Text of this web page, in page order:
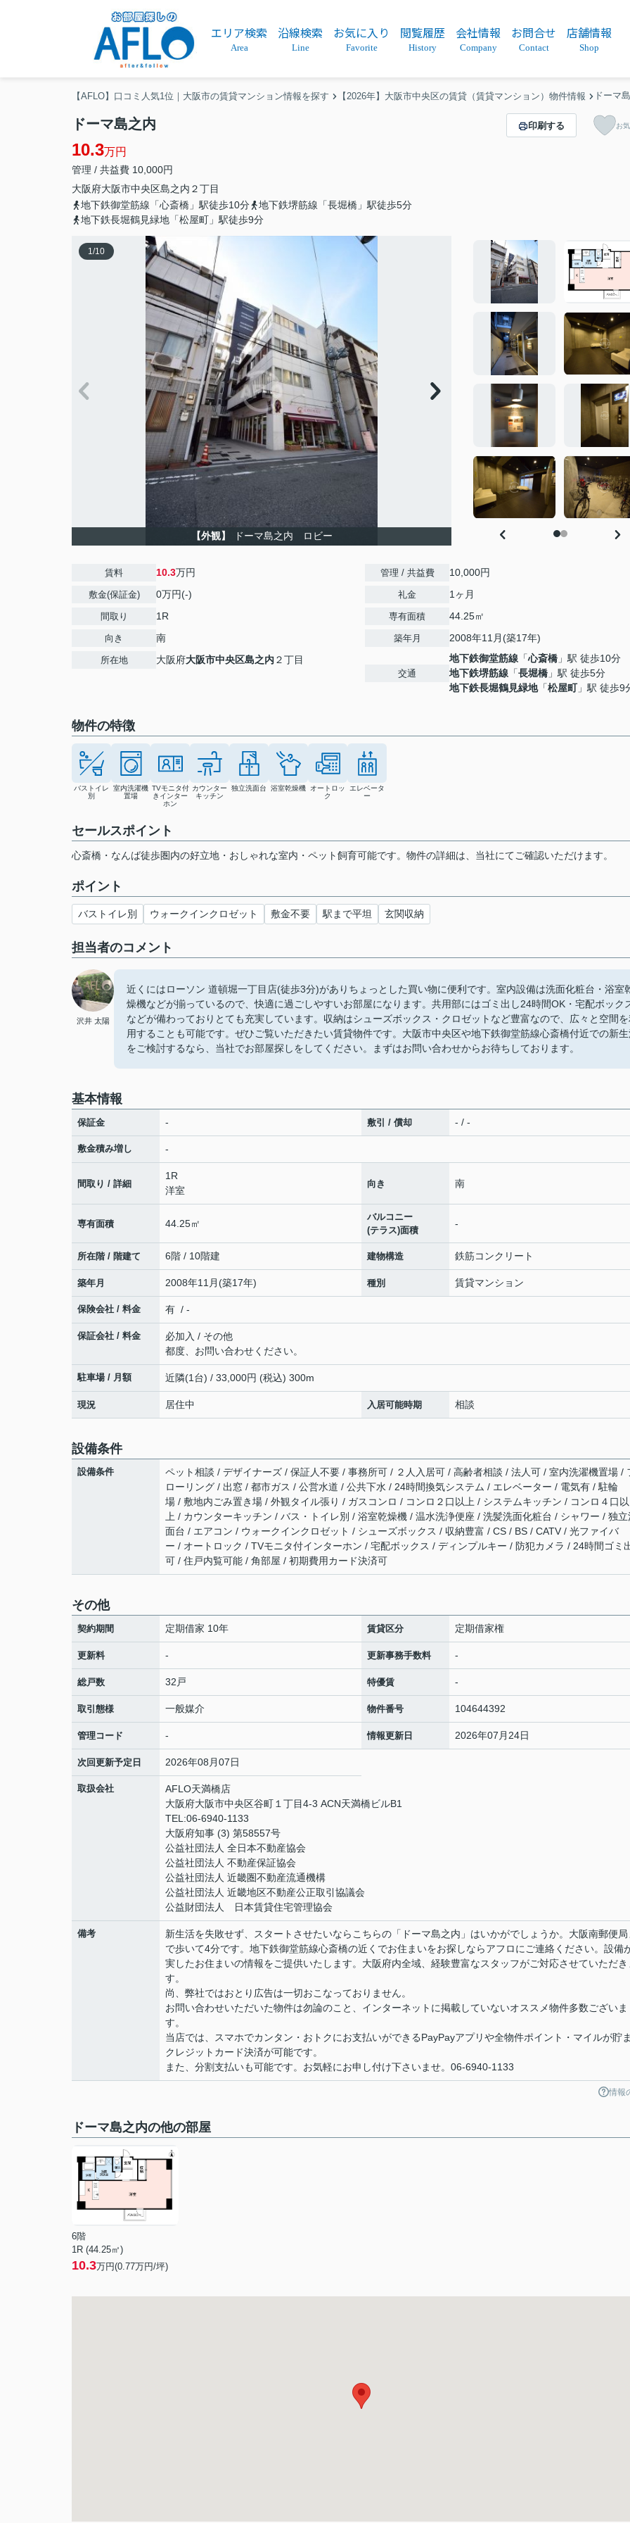
エリア検索
Area
沿線検索
Line
お気に入り
Favorite
閲覧履歴
History
会社情報
Company
お問合せ
Contact
店舗情報
Shop
【AFLO】口コミ人気1位｜大阪市の賃貸マンション情報を探す 【2026年】大阪市中央区の賃貸（賃貸マンション）物件情報 ドーマ
ドーマ島之内
10.3万円
管理 / 共益費 10,000円
大阪府大阪市中央区島之内 ２丁目
地下鉄御堂筋線「心斎橋」駅徒歩10分
地下鉄堺筋線「長堀橋」駅徒歩5分
地下鉄長堀鶴見緑地「松屋町」駅徒歩9分
印刷する お
1/10
【外観】 ドーマ島之内 ロビー
賃料 10.3万円
敷金(保証金) 0万円(-)
間取り 1R
向き 南
所在地 大阪府大阪市中央区島之内２丁目
管理 / 共益費 10,000円
礼金 1ヶ月
専有面積 44.25㎡
築年月 2008年11月(築17年)
交通
地下鉄御堂筋線 「心斎橋 」駅 徒歩10分
地下鉄堺筋線 「長堀橋 」駅 徒歩5分
地下鉄長堀鶴見緑地「松屋町」駅 徒歩9
物件の特徴
バストイレ
別
室内洗濯機
置場
TVモニタ付
きインター
ホン
カウンター
キッチン
独立洗面台 浴室乾燥機
オートロッ
ク
エレベータ
ー
セールスポイント
心斎橋・なんば徒歩圏内の好立地・おしゃれな室内・ペット飼育可能です。物件の詳細は、当社にてご確認いただけます。
ポイント
バストイレ別 ウォークインクロゼット 敷金不要 駅まで平坦 玄関収納
担当者のコメント
沢井 太陽
近くにはローソン 道頓堀一丁目店(徒歩3分)がありちょっとした買い物に便利です。室内設備は洗面化粧台・浴室
燥機などが揃っているので、快適に過ごしやすいお部屋になります。共用部にはゴミ出し24時間OK・宅配ボック
などが備わっておりとても充実しています。収納はシューズボックス・クロゼットなど豊富なので、広々と空間
用することも可能です。ぜひご覧いただきたい賃貸物件です。大阪市中央区や地下鉄御堂筋線心斎橋付近での新
をご検討するなら、当社でお部屋探しをしてください。まずはお問い合わせからお待ちしております。
基本情報
保証金 - 敷引 / 償却 - / -
敷金積み増し -
間取り / 詳細
1R
洋室
向き 南
専有面積 44.25㎡
バルコニー
(テラス)面積
-
所在階 / 階建て 6階 / 10階建 建物構造 鉄筋コンクリート
築年月 2008年11月(築17年) 種別 賃貸マンション
保険会社 / 料金 有 / -
保証会社 / 料金
必加入 / その他
都度、お問い合わせください。
駐車場 / 月額 近隣(1台) / 33,000円 (税込) 300m
現況 居住中 入居可能時期 相談
設備条件
設備条件
ペット相談 / デザイナーズ / 保証人不要 / 事務所可 / ２人入居可 / 高齢者相談 / 法人可 / 室内洗濯機置場 /
ローリング / 出窓 / 都市ガス / 公営水道 / 公共下水 / 24時間換気システム / エレベーター / 電気有 / 駐輪
場 / 敷地内ごみ置き場 / 外観タイル張り / ガスコンロ / コンロ２口以上 / システムキッチン / コンロ４口以
上 / カウンターキッチン / バス・トイレ別 / 浴室乾燥機 / 温水洗浄便座 / 洗髪洗面化粧台 / シャワー / 独立
面台 / エアコン / ウォークインクロゼット / シューズボックス / 収納豊富 / CS / BS / CATV / 光ファイバ
ー / オートロック / TVモニタ付インターホン / 宅配ボックス / ディンプルキー / 防犯カメラ / 24時間ゴミ
可 / 住戸内覧可能 / 角部屋 / 初期費用カード決済可
その他
契約期間 定期借家 10年 賃貸区分 定期借家権
更新料 - 更新事務手数料 -
総戸数 32戸 特優賃 -
取引態様 一般媒介 物件番号 104644392
管理コード - 情報更新日 2026年07月24日
次回更新予定日 2026年08月07日
取扱会社
AFLO天満橋店
大阪府大阪市中央区谷町１丁目4-3 ACN天満橋ビルB1
TEL:06-6940-1133
大阪府知事 (3) 第58557号
公益社団法人 全日本不動産協会
公益社団法人 不動産保証協会
公益社団法人 近畿圏不動産流通機構
公益社団法人 近畿地区不動産公正取引協議会
公益財団法人 日本賃貸住宅管理協会
備考
新生活を失敗せず、スタートさせたいならこちらの「ドーマ島之内」はいかがでしょうか。大阪南郵便局
で歩いて4分です。地下鉄御堂筋線心斎橋の近くでお住まいをお探しならアフロにご連絡ください。設備
実したお住まいの情報をご提供いたします。大阪府内全域、経験豊富なスタッフがご対応させていただき
す。
尚、弊社ではおとり広告は一切おこなっておりません。
お問い合わせいただいた物件は勿論のこと、インターネットに掲載していないオススメ物件多数ございま
す。
当店では、スマホでカンタン・おトクにお支払いができるPayPayアプリや全物件ポイント・マイルが貯
クレジットカード決済が可能です。
また、分割支払いも可能です。お気軽にお申し付け下さいませ。06-6940-1133
情報
ドーマ島之内の他の部屋
6階
1R (44.25㎡)
10.3万円(0.77万円/坪)